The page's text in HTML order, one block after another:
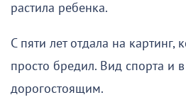
растила ребенка.
С пяти лет отдала на картинг,
просто бредил. Вид спорта и
дорогостоящим.